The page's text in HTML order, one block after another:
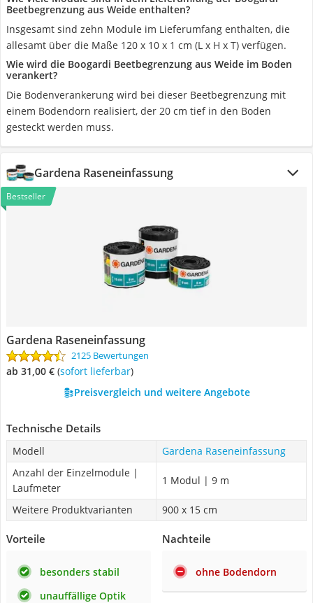
Beetbegrenzung aus Weide enthalten?
Insgesamt sind zehn Module im Lieferumfang enthalten, die
allesamt über die Maße 120 x 10 x 1 cm (L x H x T) verfügen.
Wie wird die Boogardi Beetbegrenzung aus Weide im Boden
verankert?
Die Bodenverankerung wird bei dieser Beetbegrenzung mit
einem Bodendorn realisiert, der 20 cm tief in den Boden
gesteckt werden muss.
Gardena Raseneinfassung
Bestseller
Gardena Raseneinfassung
2125 Bewertungen
ab 31,00 € ( Sofort lieferbar)
Preisvergleich und weitere Angebote
Technische Details
Modell
Gardena Raseneinfassung
Anzahl der Einzelmodule |
Laufmeter
1 Modul | 9 m
Weitere Produktvarianten 900 x 15 cm
Vorteile
besonders stabil
unauffällige Optik
Nachteile
ohne Bodendorn